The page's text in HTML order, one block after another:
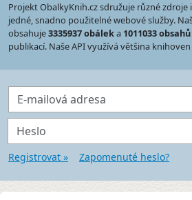
Projekt ObalkyKnih.cz sdružuje různé
jedné, snadno použitelné webové služby.
obsahuje3335937 obáleka 1011033 obsahů
publikací. Naše API využívá většina knihoven
E-mailová adresa
Heslo
Registrovat » Zapomenuté heslo?